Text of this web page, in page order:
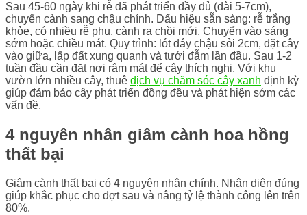
Sau 45-60 ngày khi rễ đã phát triển đầy đủ (dài 5-7cm),
chuyển cành sang chậu chính. Dấu hiệu sẵn sàng: rễ trắng
khỏe, có nhiều rễ phụ, cành ra chồi mới. Chuyển vào sáng
sớm hoặc chiều mát. Quy trình: lót đáy chậu sỏi 2cm, đặt cây
vào giữa, lấp đất xung quanh và tưới đẫm lần đầu. Sau 1-2
tuần đầu cần đặt nơi râm mát để cây thích nghi. Với khu
vườn lớn nhiều cây, thuê dịch vụ chăm sóc cây xanh định kỳ
giúp đảm bảo cây phát triển đồng đều và phát hiện sớm các
vấn đề.
4 nguyên nhân giâm cành hoa hồng
thất bại
Giâm cành thất bại có 4 nguyên nhân chính. Nhận diện đúng
giúp khắc phục cho đợt sau và nâng tỷ lệ thành công lên trên
80%.